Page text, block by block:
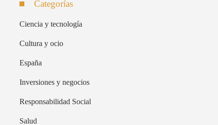
Categorías
Ciencia y tecnología
Cultura y ocio
España
Inversiones y negocios
Responsabilidad Social
Salud